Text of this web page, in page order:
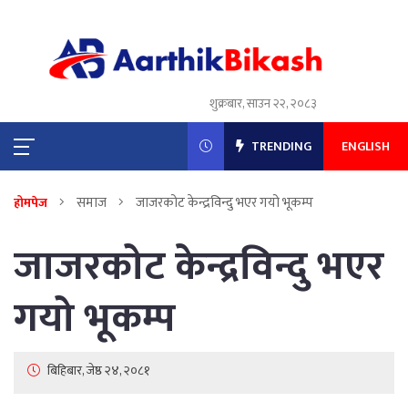
शुक्रबार, साउन २२, २०८३
TRENDING ENGLISH
होमपेज समाज जाजरकोट केन्द्रविन्दु भएर गयो भूकम्प
जाजरकोट केन्द्रविन्दु भएर
गयो भूकम्प
बिहिबार, जेष्ठ २४, २०८१